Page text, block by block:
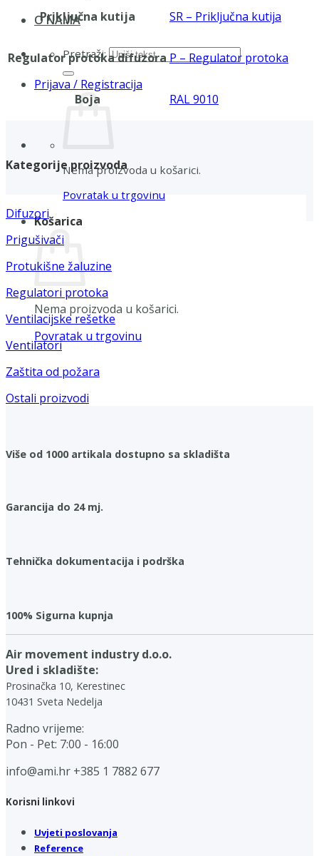
O NAMA
Pretraži:
Prijava / Registracija
Nema proizvoda u košarici.
Povratak u trgovinu
Košarica
Nema proizvoda u košarici.
Povratak u trgovinu
Priključna kutija SR – Priključna kutija
Regulator protoka difuzoraP – Regulator protoka
Boja RAL 9010
Kategorije proizvoda
Difuzori
Prigušivači
Protukišne žaluzine
Regulatori protoka
Ventilacijske rešetke
Ventilatori
Zaštita od požara
Ostali proizvodi
Više od 1000 artikala dostupno sa skladišta
Garancija do 24 mj.
Tehnička dokumentacija i podrška
100% Sigurna kupnja
Air movement industry d.o.o.
Ured i skladište:
Prosinačka 10, Kerestinec
10431 Sveta Nedelja
Radno vrijeme:
Pon - Pet: 7:00 - 16:00
info@ami.hr +385 1 7882 677
Korisni linkovi
Uvjeti poslovanja
Reference